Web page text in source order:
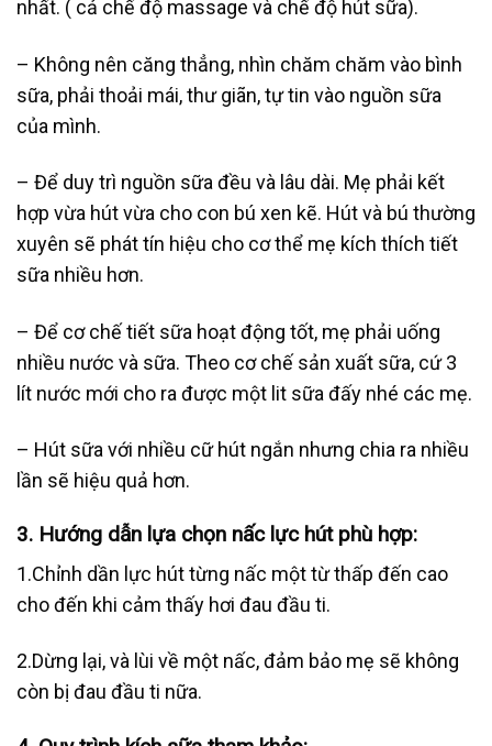
nhất. ( cả chế độ massage và chế độ hút sữa).
– Không nên căng thẳng, nhìn chăm chăm vào bình
sữa, phải thoải mái, thư giãn, tự tin vào nguồn sữa
của mình.
– Để duy trì nguồn sữa đều và lâu dài. Mẹ phải kết
hợp vừa hút vừa cho con bú xen kẽ. Hút và bú thường
xuyên sẽ phát tín hiệu cho cơ thể mẹ kích thích tiết
sữa nhiều hơn.
– Để cơ chế tiết sữa hoạt động tốt, mẹ phải uống
nhiều nước và sữa. Theo cơ chế sản xuất sữa, cứ 3
lít nước mới cho ra được một lit sữa đấy nhé các mẹ.
– Hút sữa với nhiều cữ hút ngắn nhưng chia ra nhiều
lần sẽ hiệu quả hơn.
3. Hướng dẫn lựa chọn nấc lực hút phù hợp:
1.Chỉnh dần lực hút từng nấc một từ thấp đến cao
cho đến khi cảm thấy hơi đau đầu ti.
2.Dừng lại, và lùi về một nấc, đảm bảo mẹ sẽ không
còn bị đau đầu ti nữa.